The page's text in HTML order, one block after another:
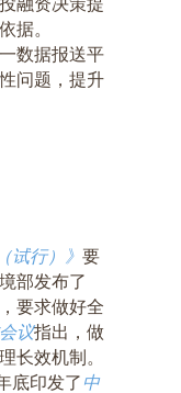
融资决策提
据。
数据报送平
问题，提升
试行）》 要
部发布了
，要求做好全
议指出，做
长效机制。
底印发了 中